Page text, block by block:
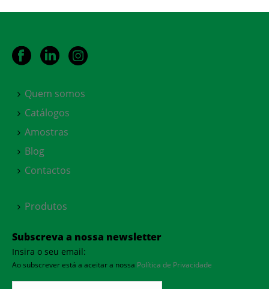
Quem somos
Catálogos
Amostras
Blog
Contactos
Produtos
Subscreva a nossa newsletter
Insira o seu email:
Ao subscrever está a aceitar a nossa Política de Privacidade